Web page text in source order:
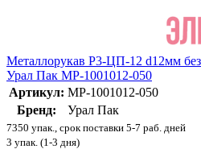
Металлорукав Р3-ЦП-12 d12мм
Урал Пак МР-1001012-050
Артикул: МР-1001012-050
Бренд:
Урал Пак
7350 упак., срок поставки 5-7 раб. дней
3 упак. (1-3 дня)